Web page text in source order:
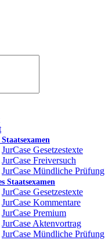
Staatsexamen
JurCase Gesetzestexte
JurCase Freiversuch
JurCase Mündliche Prüfung
Staatsexamen
JurCase Gesetzestexte
JurCase Kommentare
JurCase Premium
JurCase Aktenvortrag
JurCase Mündliche Prüfung